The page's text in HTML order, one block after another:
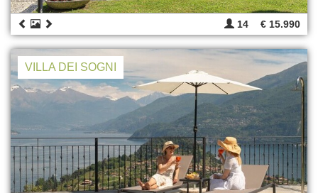
14 € 15.990
VILLA DEI SOGNI